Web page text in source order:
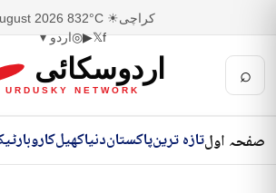
کراچی☀ 32°C
8 August 2026
f
𝕏
▶
◎اردو ▾
⌕ اردوسکائی
URDUSKY NETWORK
صفحہ اولتازہ ترینپاکستاندنیاکھیلکاروبار